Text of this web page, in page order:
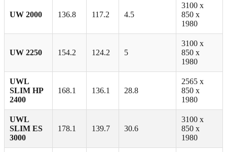
UW 2000 136.8 117.2 4.5
3100 х
850 х
1980
UW 2250 154.2 124.2 5
3100 х
850 х
1980
UWL
SLIM HP
2400
168.1 136.1 28.8
2565 x
850 x
1980
UWL
SLIM ES
3000
178.1 139.7 30.6
3100 x
850 x
1980